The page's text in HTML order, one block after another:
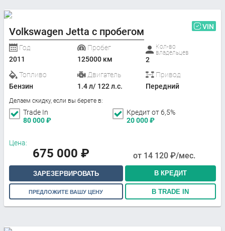
Volkswagen Jetta с пробегом VIN
Год
2011
Пробег
125000 км
Кол-во
владельцев
2
Топливо
Бензин
Двигатель
1.4 л/ 122 л.с.
Привод
Передний
Делаем скидку, если вы берете в:
Trade In
80 000₽
Кредит от 6,5%
20 000₽
Цена:
675 000 ₽ от 14 120 ₽/мес.
ЗАРЕЗЕРВИРОВАТЬ В КРЕДИТ
ПРЕДЛОЖИТЕ ВАШУ ЦЕНУ В TRADE IN